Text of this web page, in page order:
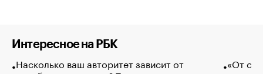
Интересное на РБК
Насколько ваш авторитет зависит от
«От